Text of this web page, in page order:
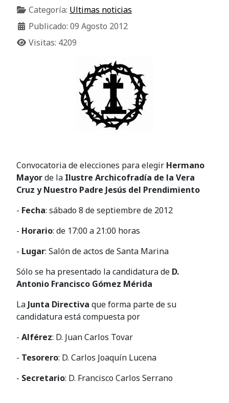
Categoría: Ultimas noticias
Publicado: 09 Agosto 2012
Visitas: 4209
Convocatoria de elecciones para elegir Hermano
Mayorde la Ilustre Archicofradía de la Vera
Cruz y Nuestro Padre Jesús del Prendimiento
- Fecha: sábado 8 de septiembre de 2012
- Horario: de 17:00 a 21:00 horas
- Lugar: Salón de actos de Santa Marina
Sólo se ha presentado la candidatura de D.
Antonio Francisco Gómez Mérida
La Junta Directiva que forma parte de su
candidatura está compuesta por
- Alférez: D. Juan Carlos Tovar
- Tesorero: D. Carlos Joaquín Lucena
- Secretario: D. Francisco Carlos Serrano